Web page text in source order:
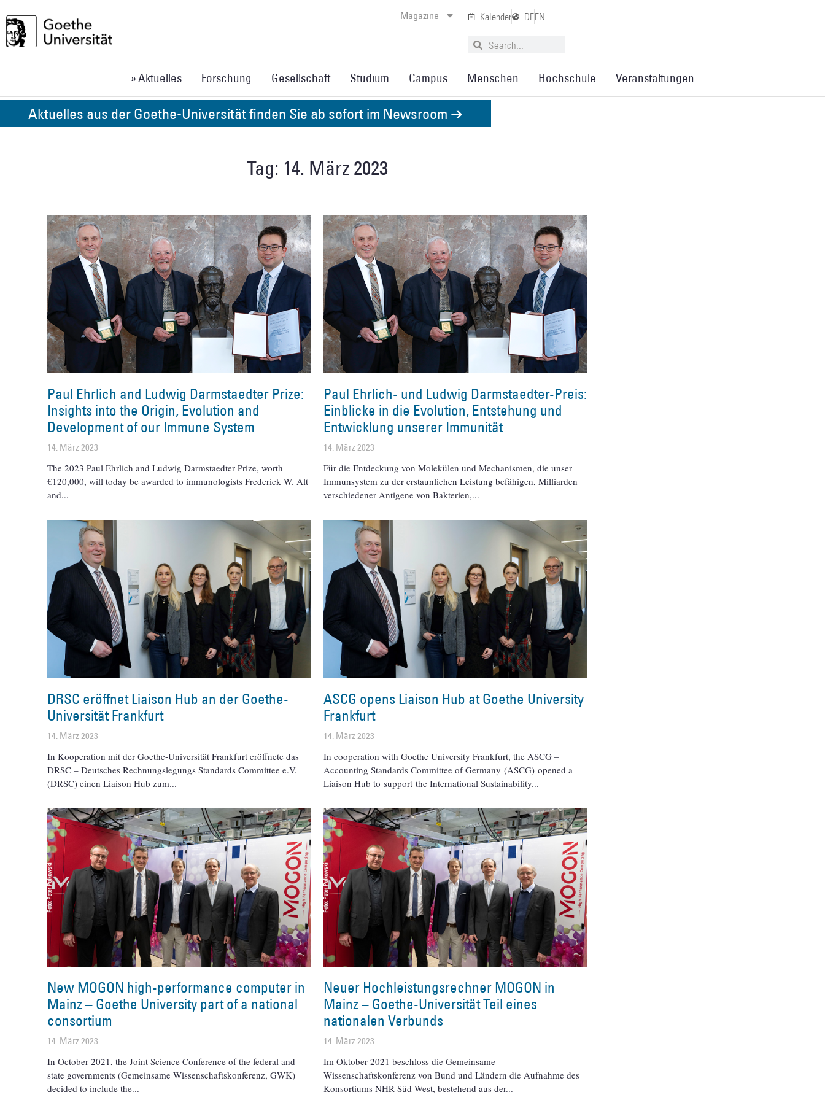
Magazine Kalender DEEN
» Aktuelles Forschung Gesellschaft Studium Campus Menschen Hochschule Veranstaltungen
Aktuelles aus der Goethe-Universität finden Sie ab sofort im Newsroom ➔
Tag: 14. März 2023
Paul Ehrlich and Ludwig Darmstaedter Prize:
Insights into the Origin, Evolution and
Development of our Immune System
14. März 2023
The 2023 Paul Ehrlich and Ludwig Darmstaedter Prize, worth
€120,000, will today be awarded to immunologists Frederick W. Alt
and
Paul Ehrlich- und Ludwig Darmstaedter-Preis:
Einblicke in die Evolution, Entstehung und
Entwicklung unserer Immunität
14. März 2023
Für die Entdeckung von Molekülen und Mechanismen, die unser
Immunsystem zu der erstaunlichen Leistung befähigen, Milliarden
verschiedener Antigene von Bakterien,
DRSC eröffnet Liaison Hub an der Goethe-
Universität Frankfurt
14. März 2023
In Kooperation mit der Goethe-Universität Frankfurt eröffnete das
DRSC – Deutsches Rechnungslegungs Standards Committee e.V.
(DRSC) einen Liaison Hub zum
ASCG opens Liaison Hub at Goethe University
Frankfurt
14. März 2023
In cooperation with Goethe University Frankfurt, the ASCG –
Accounting Standards Committee of Germany (ASCG) opened a
Liaison Hub to support the International Sustainability
New MOGON high-performance computer in
Mainz – Goethe University part of a national
consortium
14. März 2023
In October 2021, the Joint Science Conference of the federal and
state governments (Gemeinsame Wissenschaftskonferenz, GWK)
decided to include the
Neuer Hochleistungsrechner MOGON in
Mainz – Goethe-Universität Teil eines
nationalen Verbunds
14. März 2023
Im Oktober 2021 beschloss die Gemeinsame
Wissenschaftskonferenz von Bund und Ländern die Aufnahme des
Konsortiums NHR Süd-West, bestehend aus der